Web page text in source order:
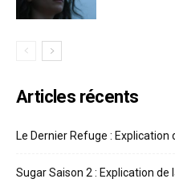
Articles récents
Le Dernier Refuge : Explication
Sugar Saison 2 : Explication de